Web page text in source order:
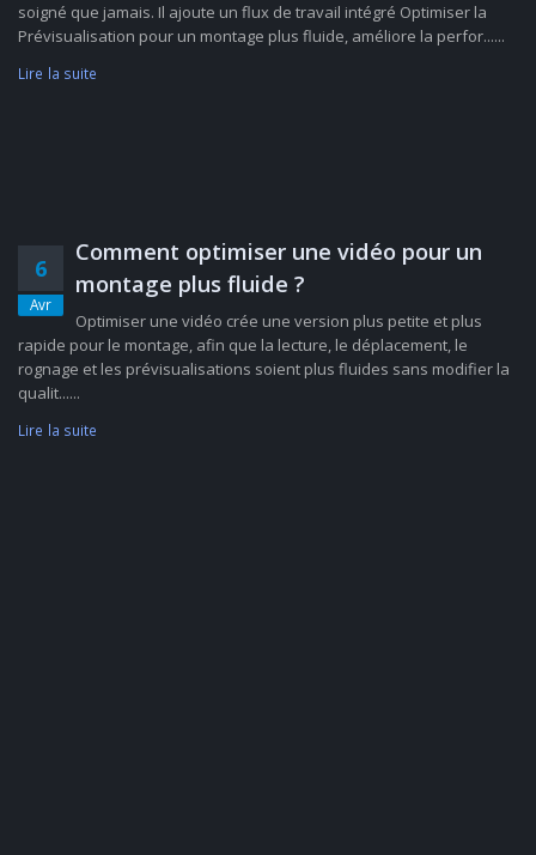
soigné que jamais. Il ajoute un flux de travail intégré Optimiser la
Prévisualisation pour un montage plus fluide, améliore la perfor......
Lire la suite
6
Avr
Comment optimiser une vidéo pour un
montage plus fluide ?
Optimiser une vidéo crée une version plus petite et plus
rapide pour le montage, afin que la lecture, le déplacement, le
rognage et les prévisualisations soient plus fluides sans modifier la
qualit......
Lire la suite